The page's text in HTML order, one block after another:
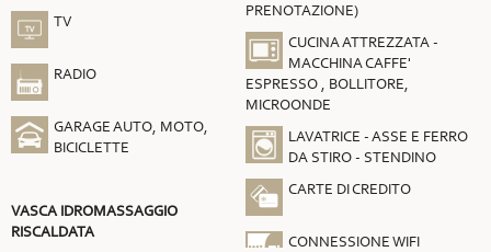
TV
RADIO
GARAGE AUTO, MOTO,
BICICLETTE
VASCA IDROMASSAGGIO
RISCALDATA
PRENOTAZIONE)
CUCINA ATTREZZATA -
MACCHINA CAFFE'
ESPRESSO , BOLLITORE,
MICROONDE
LAVATRICE - ASSE E FERRO
DA STIRO - STENDINO
CARTE DI CREDITO
CONNESSIONE WIFI